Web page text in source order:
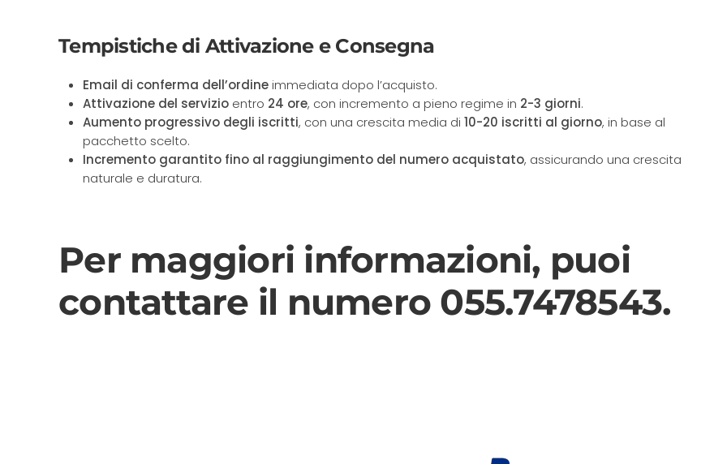
Tempistiche di Attivazione e Consegna
Email di conferma dell’ordineimmediata dopo l’acquisto.
Attivazione del servizio entro 24 ore, con incremento a pieno regime in 2-3 giorni.
Aumento progressivo degli iscritti, con una crescita media di 10-20 iscritti al giorno, in base al
pacchetto scelto.
Incremento garantito fino al raggiungimento del numero acquistato, assicurando una crescita
naturale e duratura.
Per maggiori informazioni, puoi
contattare il numero 055.7478543.